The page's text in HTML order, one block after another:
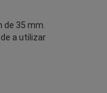
35 mm.
a utilizar